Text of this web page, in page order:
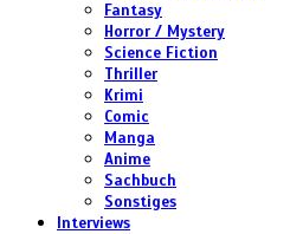
Fantasy
Horror / Mystery
Science Fiction
Thriller
Krimi
Comic
Manga
Anime
Sachbuch
Sonstiges
Interviews